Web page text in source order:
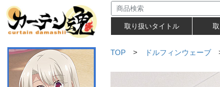
取り扱いタイトル
TOP > ドルフィンウェーブ